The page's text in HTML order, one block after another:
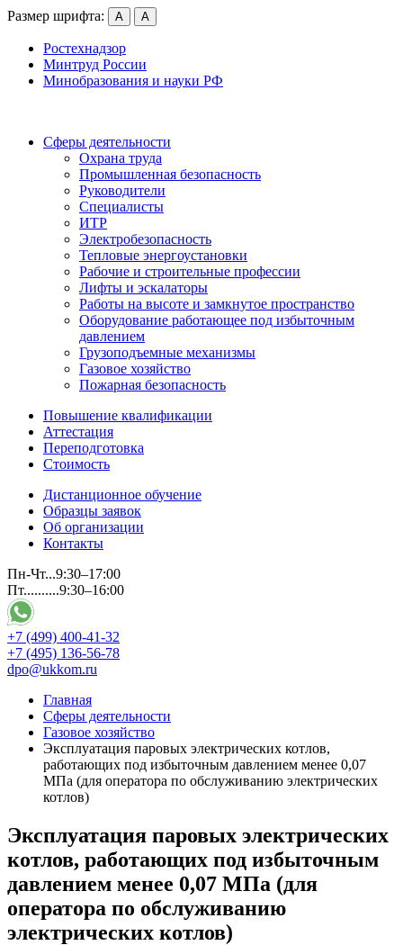
Размер шрифта: А А
Ростехнадзор
Минтруд России
Минобразования и науки РФ
Сферы деятельности
Охрана труда
Промышленная безопасность
Руководители
Специалисты
ИТР
Электробезопасность
Тепловые энергоустановки
Рабочие и строительные профессии
Лифты и эскалаторы
Работы на высоте и замкнутое пространство
Оборудование работающее под избыточным
давлением
Грузо­подъемные механизмы
Газовое хозяйство
Пожарная безопасность
Повышение квалификации
Аттестация
Переподготовка
Стоимость
Дистанционное обучение
Образцы заявок
Об организации
Контакты
Пн-Чт...9:30–17:00
Пт..........9:30–16:00
+7 (499) 400-41-32
+7 (495) 136-56-78
dpo@ukkom.ru
Главная
Сферы деятельности
Газовое хозяйство
Эксплуатация паровых электрических котлов,
работающих под избыточным давлением менее 0,07
МПа (для оператора по обслуживанию электрических
котлов)
Эксплуатация паровых электрических
котлов, работающих под избыточным
давлением менее 0,07 МПа (для
оператора по обслуживанию
электрических котлов)